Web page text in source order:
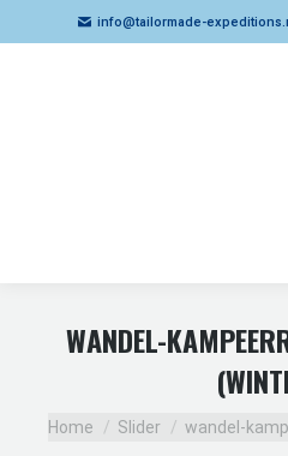
info@tailormade-
WANDEL-
Je bent hier:
Home Slider wandel-